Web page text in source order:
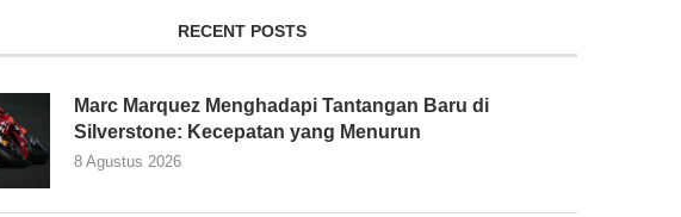
RECENT POSTS
Marc Marquez Menghadapi Tantangan Baru di
Silverstone: Kecepatan yang Menurun
8 Agustus 2026